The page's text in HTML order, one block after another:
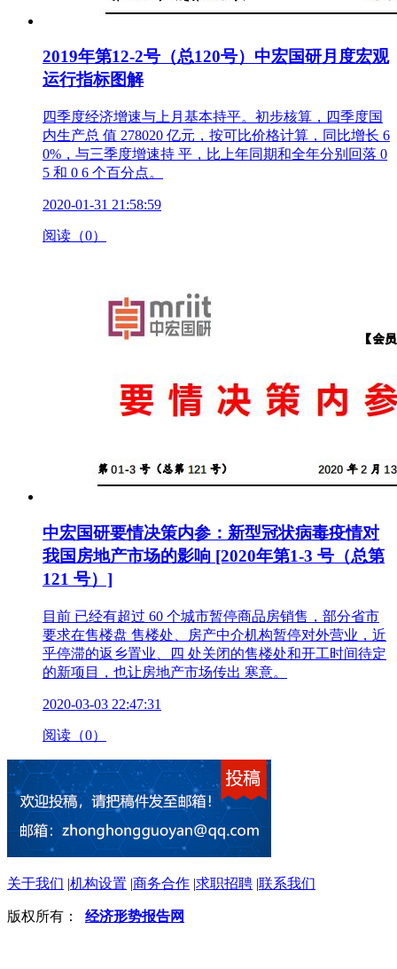
2019年第12-2号（总120号）中宏国研月度宏观
运行指标图解
四季度经济增速与上月基本持平。初步核算，四季度国
内生产总 值 278020 亿元，按可比价格计算，同比增长 6
0%，与三季度增速持 平，比上年同期和全年分别回落 0
5 和 0 6 个百分点。
2020-01-31 21:58:59
阅读（0）
中宏国研要情决策内参：新型冠状病毒疫情对
我国房地产市场的影响 [2020年第1-3 号（总第
121 号）]
目前 已经有超过 60 个城市暂停商品房销售，部分省市
要求在售楼盘 售楼处、房产中介机构暂停对外营业，近
乎停滞的返乡置业、四 处关闭的售楼处和开工时间待定
的新项目，也让房地产市场传出 寒意。
2020-03-03 22:47:31
阅读（0）
关于我们 |机构设置 |商务合作 |求职招聘 |联系我们
版权所有： 经济形势报告网